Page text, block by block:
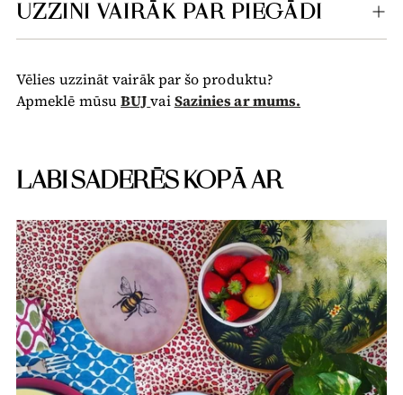
UZZINI VAIRĀK PAR PIEGĀDI
Vēlies uzzināt vairāk par šo produktu?
Apmeklē mūsuBUJvaiSazinies ar mums.
LABI SADERĒS KOPĀ AR